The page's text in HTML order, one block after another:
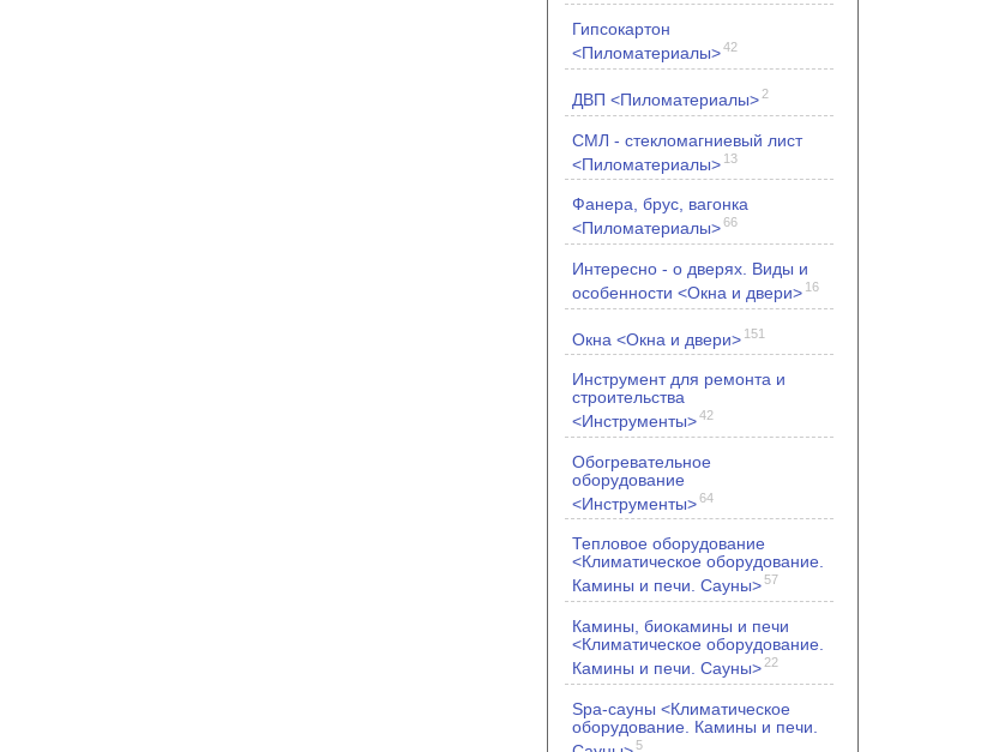
Гипсокартон
<Пиломатериалы>42
ДВП <Пиломатериалы> 2
СМЛ - стекломагниевый лист
<Пиломатериалы> 13
Фанера, брус, вагонка
<Пиломатериалы>66
Интересно - о дверях. Виды и
особенности <Окна и двери> 16
Окна <Окна и двери> 151
Инструмент для ремонта и
строительства
<Инструменты>42
Обогревательное
оборудование
<Инструменты>64
Тепловое оборудование
<Климатическое оборудование.
Камины и печи. Сауны>57
Камины, биокамины и печи
<Климатическое оборудование.
Камины и печи. Сауны> 22
Spa-сауны <Климатическое
оборудование. Камины и печи.
5